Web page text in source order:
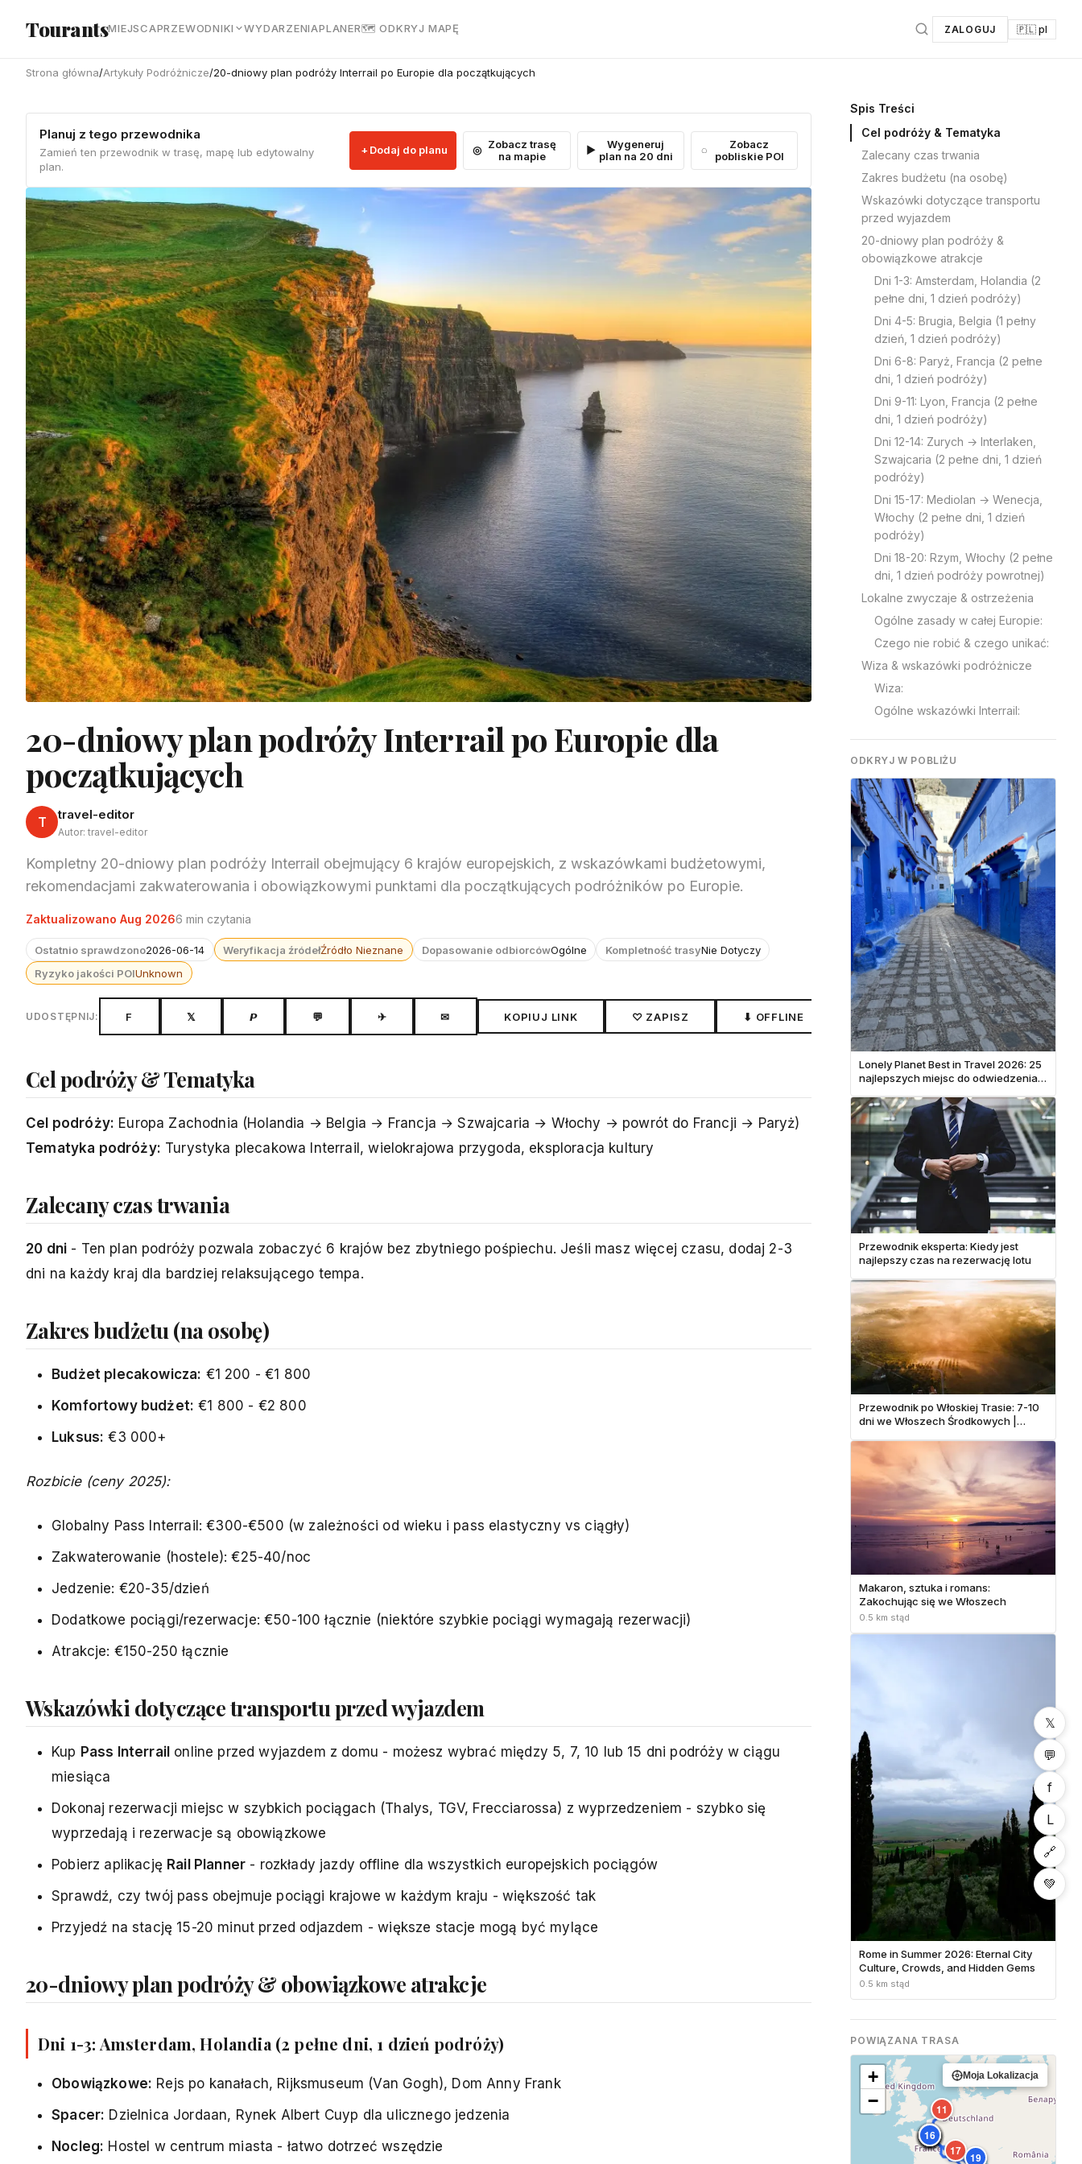
TourantsMIEJSCAPRZEWODNIKI WYDARZENIAPLANER🗺 ODKRYJ MAPĘ ZALOGUJ 🇵🇱 pl
Strona główna/Artykuły Podróżnicze/20-dniowy plan podróży Interrail po Europie dla początkujących
Planuj z tego przewodnika
Zamień ten przewodnik w trasę, mapę lub edytowalny
plan.
Dodaj do planu
Zobacz trasę
na mapie
Wygeneruj
plan na 20 dni
Zobacz
pobliskie POI
20-dniowy plan podróży Interrail po Europie dla
początkujących
T travel-editor
Autor: travel-editor
Kompletny 20-dniowy plan podróży Interrail obejmujący 6 krajów europejskich, z wskazówkami budżetowymi,
rekomendacjami zakwaterowania i obowiązkowymi punktami dla początkujących podróżników po Europie.
Zaktualizowano Aug 20266 min czytania
Ostatnio sprawdzono2026-06-14 Weryfikacja źródełŹródło Nieznane Dopasowanie odbiorcówOgólne Kompletność trasyNie Dotyczy
Ryzyko jakości POIUnknown
UDOSTĘPNIJ: F 𝕏 𝙋 💬 ✈ ✉ KOPIUJ LINK ♡ ZAPISZ ⬇ OFFLINE
Cel podróży & Tematyka
Cel podróży: Europa Zachodnia (Holandia → Belgia → Francja → Szwajcaria → Włochy → powrót do Francji → Paryż)
Tematyka podróży: Turystyka plecakowa Interrail, wielokrajowa przygoda, eksploracja kultury
Zalecany czas trwania
20 dni - Ten plan podróży pozwala zobaczyć 6 krajów bez zbytniego pośpiechu. Jeśli masz więcej czasu, dodaj 2-3
dni na każdy kraj dla bardziej relaksującego tempa.
Zakres budżetu (na osobę)
Budżet plecakowicza: €1 200 - €1 800
Komfortowy budżet: €1 800 - €2 800
Luksus: €3 000+
Rozbicie (ceny 2025):
Globalny Pass Interrail: €300-€500 (w zależności od wieku i pass elastyczny vs ciągły)
Zakwaterowanie (hostele): €25-40/noc
Jedzenie: €20-35/dzień
Dodatkowe pociągi/rezerwacje: €50-100 łącznie (niektóre szybkie pociągi wymagają rezerwacji)
Atrakcje: €150-250 łącznie
Wskazówki dotyczące transportu przed wyjazdem
Kup Pass Interrail online przed wyjazdem z domu - możesz wybrać między 5, 7, 10 lub 15 dni podróży w ciągu
miesiąca
Dokonaj rezerwacji miejsc w szybkich pociągach (Thalys, TGV, Frecciarossa) z wyprzedzeniem - szybko się
wyprzedają i rezerwacje są obowiązkowe
Pobierz aplikację Rail Planner - rozkłady jazdy offline dla wszystkich europejskich pociągów
Sprawdź, czy twój pass obejmuje pociągi krajowe w każdym kraju - większość tak
Przyjedź na stację 15-20 minut przed odjazdem - większe stacje mogą być mylące
20-dniowy plan podróży & obowiązkowe atrakcje
Dni 1-3: Amsterdam, Holandia (2 pełne dni, 1 dzień podróży)
Obowiązkowe: Rejs po kanałach, Rijksmuseum (Van Gogh), Dom Anny Frank
Spacer: Dzielnica Jordaan, Rynek Albert Cuyp dla ulicznego jedzenia
Nocleg: Hostel w centrum miasta - łatwo dotrzeć wszędzie
Spis Treści
Cel podróży & Tematyka
Zalecany czas trwania
Zakres budżetu (na osobę)
Wskazówki dotyczące transportu
przed wyjazdem
20-dniowy plan podróży &
obowiązkowe atrakcje
Dni 1-3: Amsterdam, Holandia (2
pełne dni, 1 dzień podróży)
Dni 4-5: Brugia, Belgia (1 pełny
dzień, 1 dzień podróży)
Dni 6-8: Paryż, Francja (2 pełne
dni, 1 dzień podróży)
Dni 9-11: Lyon, Francja (2 pełne
dni, 1 dzień podróży)
Dni 12-14: Zurych → Interlaken,
Szwajcaria (2 pełne dni, 1 dzień
podróży)
Dni 15-17: Mediolan → Wenecja,
Włochy (2 pełne dni, 1 dzień
podróży)
Dni 18-20: Rzym, Włochy (2 pełne
dni, 1 dzień podróży powrotnej)
Lokalne zwyczaje & ostrzeżenia
Ogólne zasady w całej Europie:
Czego nie robić & czego unikać:
Wiza & wskazówki podróżnicze
Wiza:
Ogólne wskazówki Interrail:
ODKRYJ W POBLIŻU
Lonely Planet Best in Travel 2026: 25
najlepszych miejsc do odwiedzenia
Przewodnik eksperta: Kiedy jest
najlepszy czas na rezerwację lotu
Przewodnik po Włoskiej Trasie: 7-10
dni we Włoszech Środkowych |
Makaron, sztuka i romans:
Zakochując się we Włoszech
0.5 km stąd
Rome in Summer 2026: Eternal City
Culture, Crowds, and Hidden Gems
0.5 km stąd
POWIĄZANA TRASA
3
4
6
7
10
11
12
13
14
15
16
17
18
19
+
−
Moja Lokalizacja
𝕏
💬
f
L
🔗
💚